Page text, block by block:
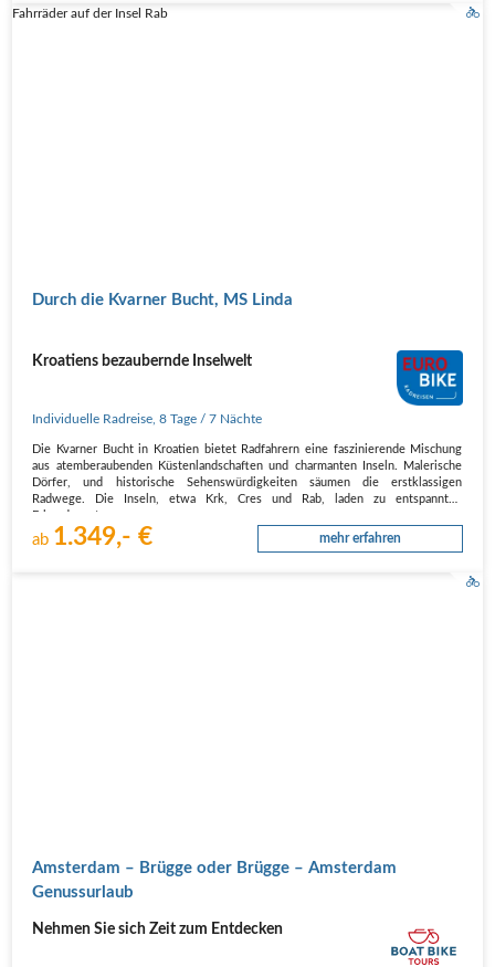
Fahrräder auf der Insel Rab
Durch die Kvarner Bucht, MS Linda
Kroatiens bezaubernde Inselwelt
Individuelle Radreise ,8 Tage / 7 Nächte
Die Kvarner Bucht in Kroatien bietet Radfahrern eine faszinierende Mischung
aus atemberaubenden Küstenlandschaften und charmanten Inseln. Malerische
Dörfer, und historische Sehenswürdigkeiten säumen die erstklassigen
Radwege. Die Inseln, etwa Krk, Cres und Rab, laden zu entspannten
ab 1.349,- € mehr erfahren
Amsterdam – Brügge oder Brügge – Amsterdam
Genussurlaub
Nehmen Sie sich Zeit zum Entdecken